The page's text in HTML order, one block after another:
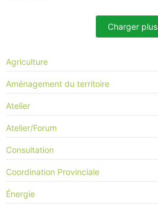
Charger plus
Agriculture
Aménagement du territoire
Atelier
Atelier/Forum
Consultation
Coordination Provinciale
Énergie